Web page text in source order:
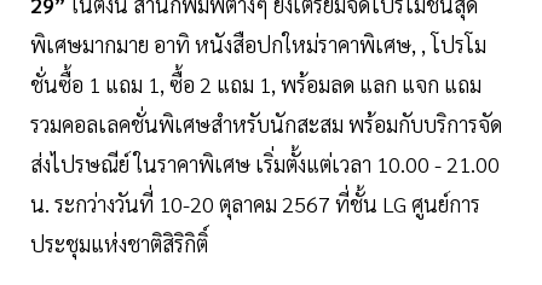
พิเศษมากมาย อาทิ หนังสือปกใหม่ราคาพิเศษ, , โปรโม
ชั่นซื้อ 1 แถม 1, ซื้อ 2 แถม 1, พร้อมลด แลก แจก แถม
รวมคอลเลคชั่นพิเศษสำหรับนักสะสม พร้อมกับบริการจัด
ส่งไปรษณีย์ ในราคาพิเศษ เริ่มตั้งแต่เวลา 10.00 - 21.00
น. ระกว่างวันที่ 10-20 ตุลาคม 2567 ที่ชั้น LG ศูนย์การ
ประชุมแห่งชาติสิริกิติ์